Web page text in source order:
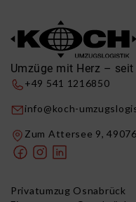
Umzüge mit Herz – seit
+49 541 1216850
info@koch-
Zum Attersee 9,
Privatumzug Osnabrück